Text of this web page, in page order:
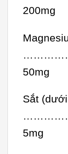
200mg
50mg
Sắt
5mg